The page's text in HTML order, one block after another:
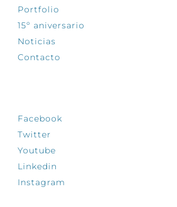
Portfolio
15º aniversario
Noticias
Contacto
Facebook
Twitter
Youtube
Linkedin
Instagram